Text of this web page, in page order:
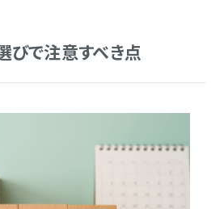
びで注意すべき点